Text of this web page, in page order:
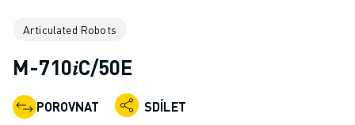
KOLABORATIVNÍ ROBOTY
ŘÍDICÍ JEDNOTKY ROBOTŮ
PŘÍSLUŠENSTVÍ ROBOTŮ
ROBOTICKÝ SOFTWARE
Articulated Robots
M-710𝑖C/50E
POROVNAT SDÍLET